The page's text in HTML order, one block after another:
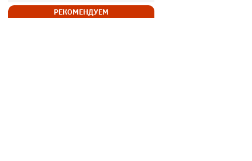
РЕКОМЕНДУЕМ